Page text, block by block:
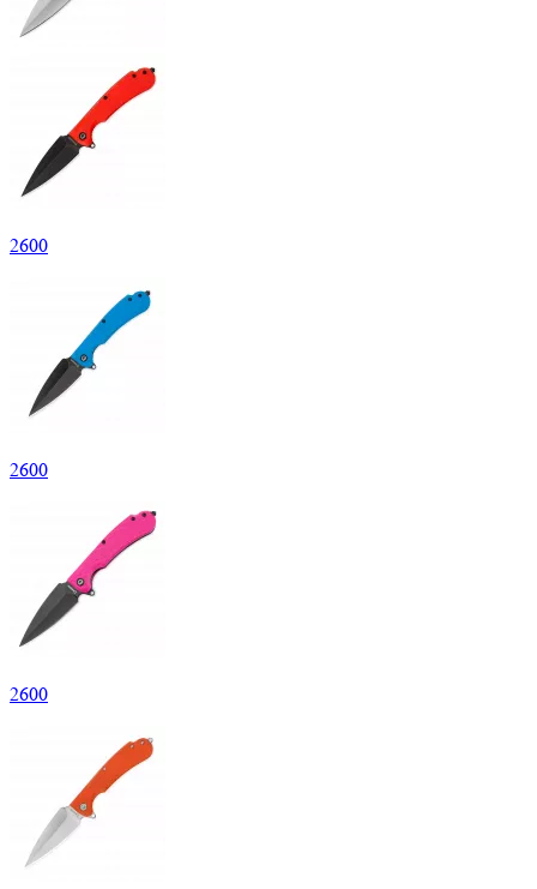
2600
2600
2600